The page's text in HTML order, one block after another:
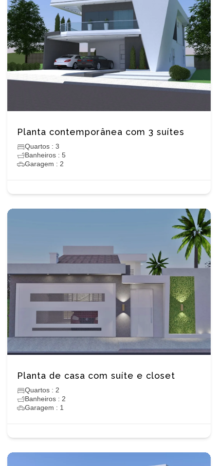
Planta contemporânea com 3 suítes
Quartos : 3
Banheiros : 5
Garagem : 2
Planta de casa com suíte e closet
Quartos : 2
Banheiros : 2
Garagem : 1